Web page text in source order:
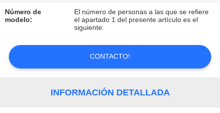
NOTICIAS
SOLICITAR
UNA
COTIZACIÓN
Número de
modelo:
El número de personas a las que se refiere
el apartado 1 del presente artículo es el
siguiente:
CONTACTO!
INFORMACIÓN DETALLADA